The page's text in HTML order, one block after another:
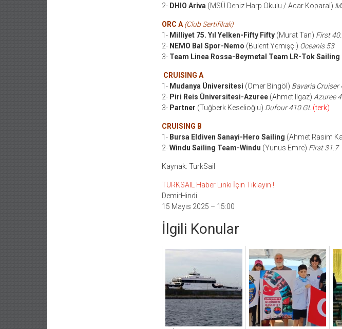
2- DHIO Ariva(MSÜ Deniz Harp Okulu / Acar Koparal)
ORC A (Club Sertifikalı)
1- Milliyet 75. Yıl Yelken-Fifty Fifty(Murat Tan) First
2- NEMO Bal Spor-Nemo (Bülent Yemişçi) Oceanis 53
3- Team Linea Rossa-Beymetal Team LR-Tok Sailing
CRUISING A
1- Mudanya Üniversitesi (Ömer Bingöl) Bavaria Cruiser
2- Piri Reis Üniversitesi-Azuree(Ahmet Ilgaz) Azuree
3- Partner (Tuğberk Keselioğlu) Dufour 410 GL (terk)
CRUISING B
1- Bursa Eldiven Sanayi-Hero Sailing (Ahmet Rasim
2-Windu Sailing Team-Windu (Yunus Emre) First 31.7
Kaynak: TurkSail
TURKSAIL Haber Linki İçin Tıklayın !
DemirHindi
15 Mayıs 2025 – 15:00
İlgili Konular